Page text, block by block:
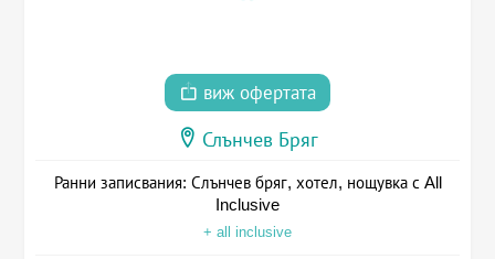
виж офертата
Слънчев Бряг
Ранни записвания: Слънчев бряг, хотел, нощувка с All
Inclusive
+ all inclusive